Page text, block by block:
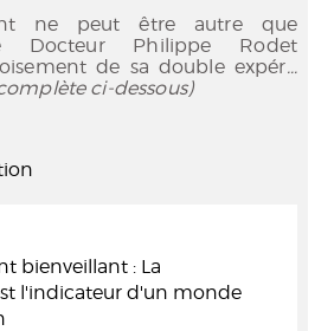
ne peut être autre que
Docteur Philippe Rodet
de sa double expér...
ci-dessous)
bienveillant : La
l'indicateur d'un monde